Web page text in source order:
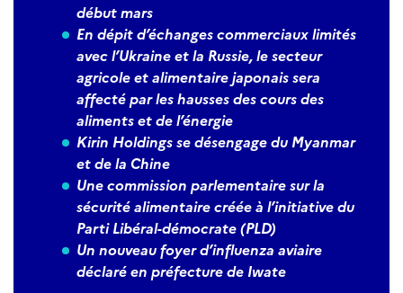
début mars
En dépitd’échanges commerciaux limités
avec l’Ukraine et la Russie, le secteur
agricole et alimentaire japonais sera
affecté par les hausses descours des
aliments et de l’énergie
Kirin Holdings se désengage du Myanmar
et de la Chine
Une commission parlementaire sur la
sécurité alimentaire créée à l’initiative du
Parti Libéral-démocrate (PLD)
Un nouveau foyer d’influenza aviaire
déclaré en préfecture de Iwate